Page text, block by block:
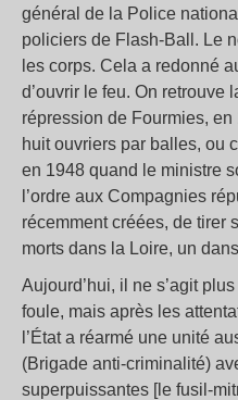
général de la Police
policiers de Flash-Ball. Le
les corps. Cela a redonné
d’ouvrir le feu. On retrouve
répression de Fourmies,
huit ouvriers par balles, ou
en 1948 quand le ministre
l’ordre aux Compagnies
récemment créées, de tirer
morts dans la Loire, un
Aujourd’hui, il ne s’agit
foule, mais après les
l’État a réarmé une unité
(Brigade anti-criminalité)
superpuissantes [le fusil-